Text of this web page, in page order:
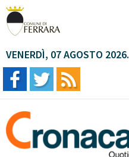
VENERDÌ, 07 AGOSTO 2026.